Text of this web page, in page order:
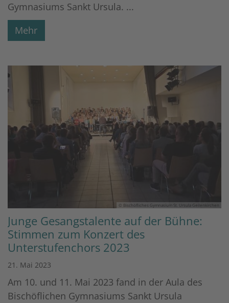
Gymnasiums Sankt Ursula. ...
Mehr
© Bischöfliches Gymnasium St. Ursula Geilenkirchen
Junge Gesangstalente auf der Bühne:
Stimmen zum Konzert des
Unterstufenchors 2023
21. Mai 2023
Am 10. und 11. Mai 2023 fand in der Aula des
Bischöflichen Gymnasiums Sankt Ursula